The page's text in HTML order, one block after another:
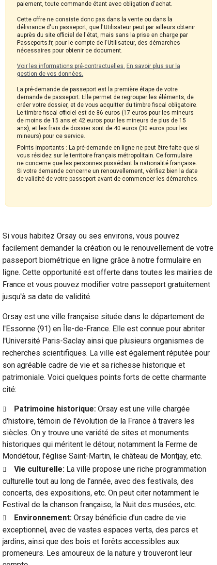
paiement, toute commande étant avec obligation d'achat.
Cette offre ne consiste donc pas dans la vente ou dans la
délivrance d'un passeport, que l'Utilisateur peut par ailleurs obtenir
auprès du site officiel de l'état, mais sans la prise en charge par
Passeports.fr, pour le compte de l'Utilisateur, des démarches
nécessaires pour obtenir ce document.
Voir les informations pré-contractuelles. En savoir plus sur la
gestion de vos données.
La pré-demande de passeport est la première étape de votre
demande de passeport. Elle permet de regrouper les éléments, de
créer votre dossier, et de vous acquitter du timbre fiscal obligatoire.
Le timbre fiscal officiel est de 86 euros (17 euros pour les mineurs
de moins de 15 ans et 42 euros pour les mineurs de plus de 15
ans), et les frais de dossier sont de 40 euros (30 euros pour les
mineurs) pour ce service.
Points importants : La pré-demande en ligne ne peut être faite que si
vous résidez sur le territoire français métropolitain. Ce formulaire
ne concerne que les personnes possédant la nationalité française.
Si votre demande concerne un renouvellement, vérifiez bien la date
de validité de votre passeport avant de commencer les démarches.
Si vous habitez Orsay ou ses environs, vous pouvez
facilement demander la création ou le renouvellement de votre
passeport biométrique en ligne grâce à notre formulaire en
ligne. Cette opportunité est offerte dans toutes les mairies de
France et vous pouvez modifier votre passeport gratuitement
jusqu'à sa date de validité.
Orsay est une ville française située dans le département de
l'Essonne (91) en Île-de-France. Elle est connue pour abriter
l'Université Paris-Saclay ainsi que plusieurs organismes de
recherches scientifiques. La ville est également réputée pour
son agréable cadre de vie et sa richesse historique et
patrimoniale. Voici quelques points forts de cette charmante
cité:
Patrimoine historique: Orsay est une ville chargée
d'histoire, témoin de l'évolution de la France à travers les
siècles. On y trouve une variété de sites et monuments
historiques qui méritent le détour, notamment la Ferme de
Mondétour, l'église Saint-Martin, le château de Montjay, etc.
Vie culturelle: La ville propose une riche programmation
culturelle tout au long de l'année, avec des festivals, des
concerts, des expositions, etc. On peut citer notamment le
Festival de la chanson française, la Nuit des musées, etc.
Environnement: Orsay bénéficie d'un cadre de vie
exceptionnel, avec de vastes espaces verts, des parcs et
jardins, ainsi que des bois et forêts accessibles aux
promeneurs. Les amoureux de la nature y trouveront leur